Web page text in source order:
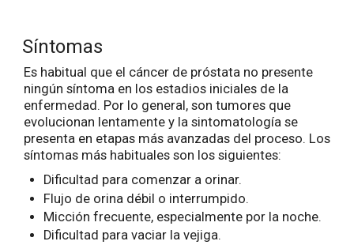
Síntomas
Es habitual que el cáncer de próstata no presente
ningún síntoma en los estadios iniciales de la
enfermedad. Por lo general, son tumores que
evolucionan lentamente y la sintomatología se
presenta en etapas más avanzadas del proceso. Los
síntomas más habituales son los siguientes:
Dificultad para comenzar a orinar.
Flujo de orina débil o interrumpido.
Micción frecuente, especialmente por la noche.
Dificultad para vaciar la vejiga.